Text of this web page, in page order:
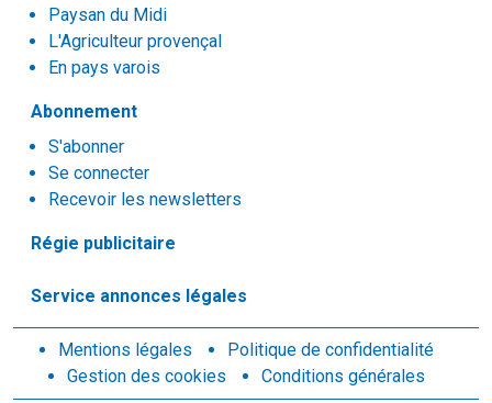
Paysan du Midi
L'Agriculteur provençal
En pays varois
Abonnement
S'abonner
Se connecter
Recevoir les newsletters
Régie publicitaire
Service annonces légales
Mentions légales
Politique de confidentialité
Gestion des cookies
Conditions générales